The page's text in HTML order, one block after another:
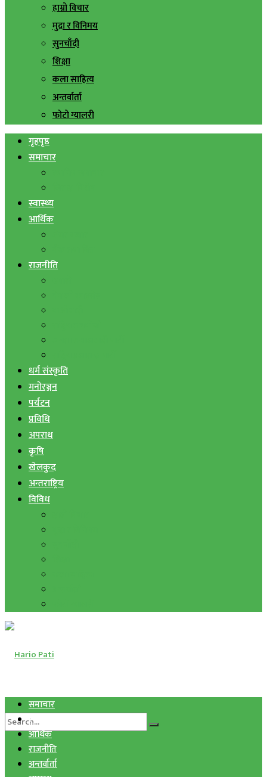
हाम्रो विचार
मुद्रा र विनिमय
सुनचाँदी
शिक्षा
कला साहित्य
अन्तर्वार्ता
फोटो ग्यालरी
गृहपृष्ठ
समाचार
स्वास्थ्य
आर्थिक
राजनीति
धर्म संस्कृति
मनोरञ्जन
पर्यटन
प्रविधि
अपराध
कृषि
खेलकुद
अन्तराष्ट्रिय
विविध
समाचार
स्वास्थ्य
आर्थिक
राजनीति
अन्तर्वार्ता